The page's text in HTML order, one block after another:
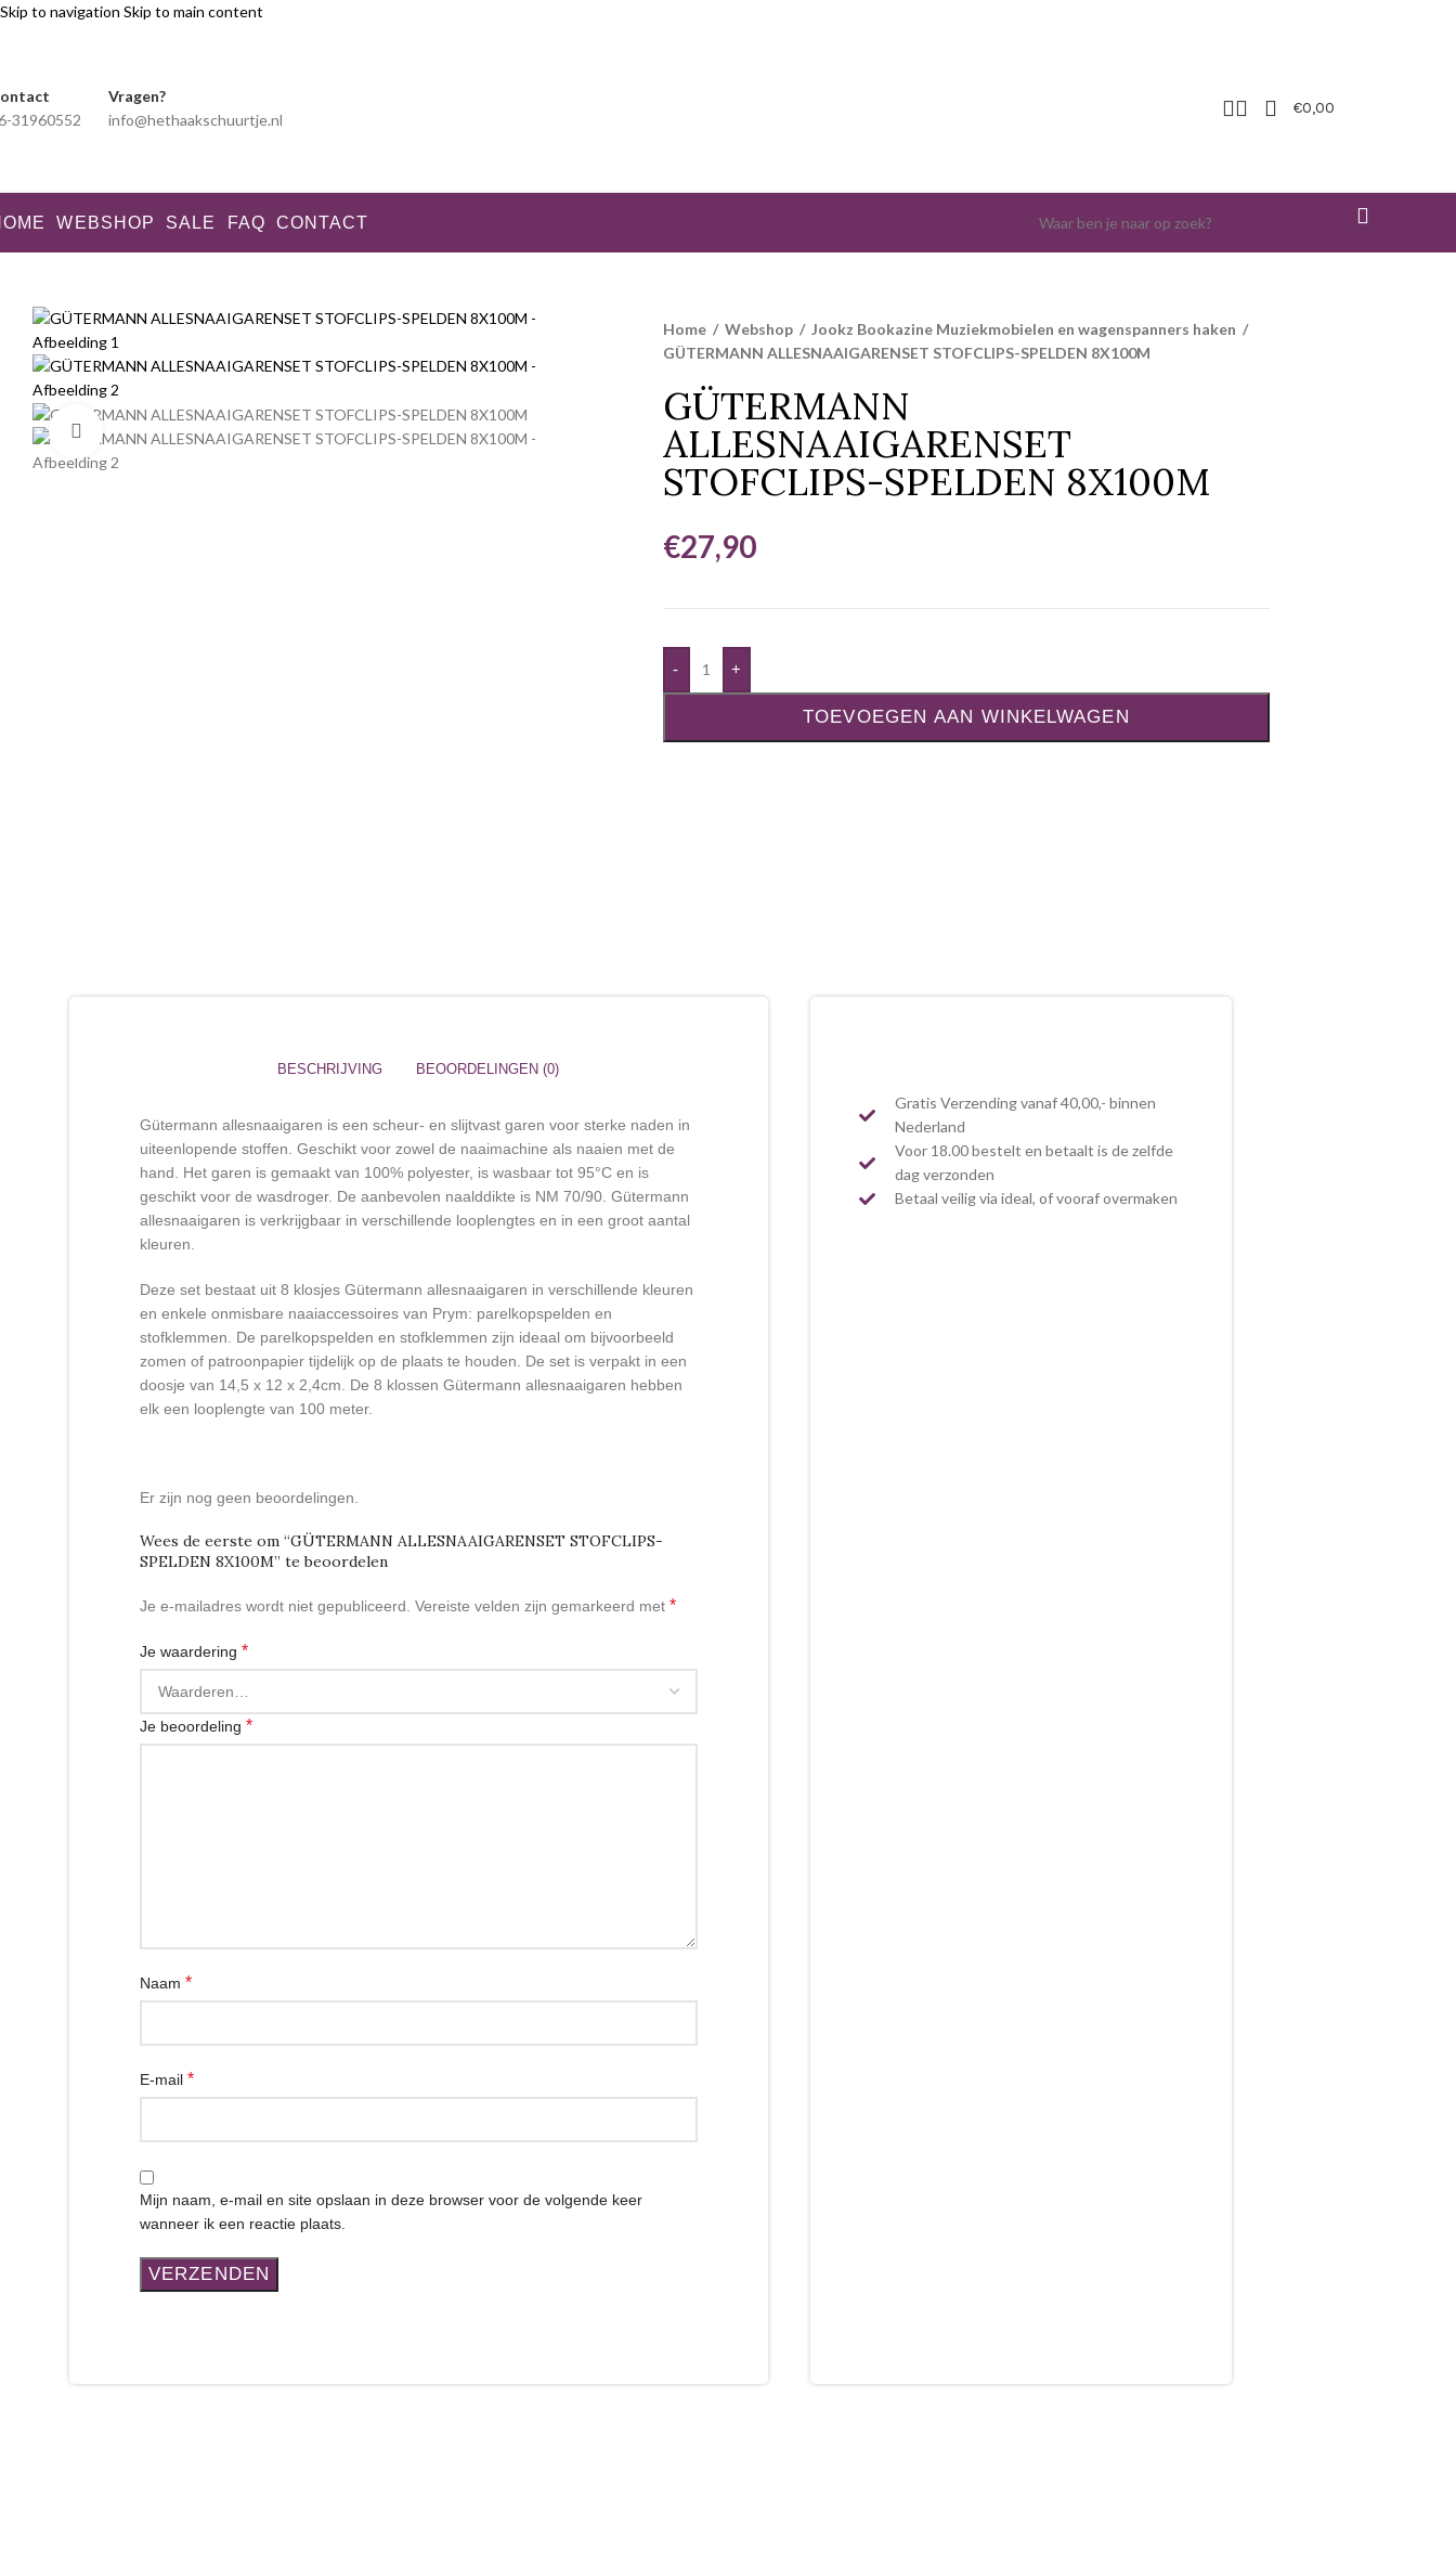
Skip to navigation Skip to main content
31960552
Vragen?
info@hethaakschuurtje.nl
€0,00
WEBSHOP SALE FAQ CONTACT
Klik voor vergroting
Home / Webshop / Jookz Bookazine Muziekmobielen en wagenspanners haken /
GÜTERMANN ALLESNAAIGARENSET STOFCLIPS-SPELDEN 8X100M
GÜTERMANN
ALLESNAAIGARENSET
STOFCLIPS-SPELDEN 8X100M
€27,90
- +
TOEVOEGEN AAN WINKELWAGEN
BESCHRIJVING BEOORDELINGEN (0)
Gütermann allesnaaigaren is een scheur- en slijtvast garen voor sterke naden in
uiteenlopende stoffen. Geschikt voor zowel de naaimachine als naaien met de
hand. Het garen is gemaakt van 100% polyester, is wasbaar tot 95°C en is
geschikt voor de wasdroger. De aanbevolen naalddikte is NM 70/90. Gütermann
allesnaaigaren is verkrijgbaar in verschillende looplengtes en in een groot aantal
kleuren.
Deze set bestaat uit 8 klosjes Gütermann allesnaaigaren in verschillende kleuren
en enkele onmisbare naaiaccessoires van Prym: parelkopspelden en
stofklemmen. De parelkopspelden en stofklemmen zijn ideaal om bijvoorbeeld
zomen of patroonpapier tijdelijk op de plaats te houden. De set is verpakt in een
doosje van 14,5 x 12 x 2,4cm. De 8 klossen Gütermann allesnaaigaren hebben
elk een looplengte van 100 meter.
Er zijn nog geen beoordelingen.
Wees de eerste om “GÜTERMANN ALLESNAAIGARENSET STOFCLIPS-
SPELDEN 8X100M” te beoordelen
Je e-mailadres wordt niet gepubliceerd. Vereiste velden zijn gemarkeerd met *
Je waardering *
Je beoordeling *
Naam *
E-mail *
Mijn naam, e-mail en site opslaan in deze browser voor de volgende keer
wanneer ik een reactie plaats.
Gratis Verzending vanaf 40,00,- binnen
Nederland
Voor 18.00 bestelt en betaalt is de zelfde
dag verzonden
Betaal veilig via ideal, of vooraf overmaken